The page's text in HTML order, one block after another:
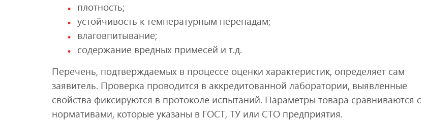
плотность;
устойчивость к температурным перепадам;
влаговпитывание;
содержание вредных примесей и т.д.
Перечень, подтверждаемых в процессе оценки характеристик, определяет сам
заявитель. Проверка проводится в аккредитованной лаборатории, выявленные
свойства фиксируются в протоколе испытаний. Параметры товара сравниваются с
нормативами, которые указаны в ГОСТ, ТУ или СТО предприятия.